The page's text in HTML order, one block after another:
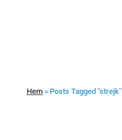
Hem» Posts Tagged "strejk"